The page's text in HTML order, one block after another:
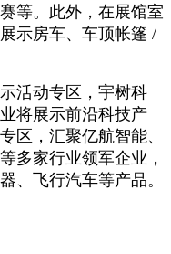
等。此外，在展馆室
示房车、车顶帐篷 /
活动专区，宇树科
将展示前沿科技产
区，汇聚亿航智能、
多家行业领军企业，
、飞行汽车等产品。